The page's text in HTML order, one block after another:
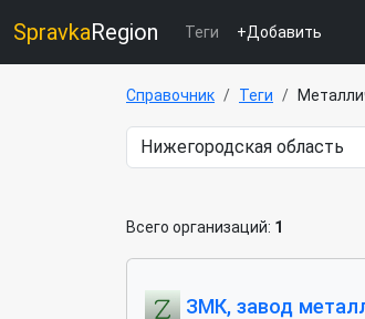
SpravkaRegion Теги +Добавить
Справочник Теги
Всего организаций: 1
ЗМК, завод